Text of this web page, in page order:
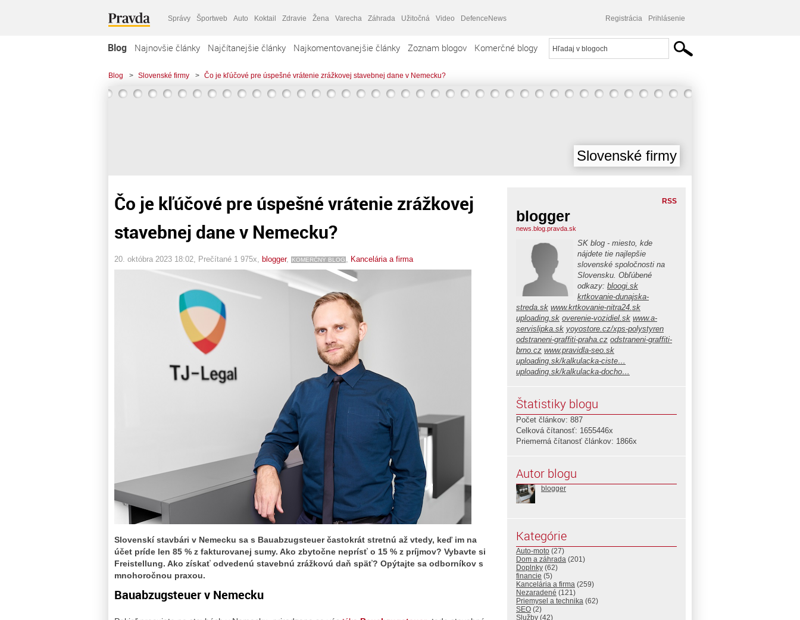
Správy Športweb Auto Koktail Zdravie Žena Varecha Záhrada Užitočná Video DefenceNews Registrácia Prihlásenie
Blog Najnovšie články Najčítanejšie články Najkomentovanejšie články Zoznam blogov Komerčné blogy
Blog > Slovenské firmy > Čo je kľúčové pre úspešné vrátenie zrážkovej stavebnej dane v Nemecku?
Slovenské firmy
Čo je kľúčové pre úspešné vrátenie zrážkovej
stavebnej dane v Nemecku?
20. októbra 2023 18:02 , Prečítané 1 975x, blogger, KOMERČNÝ BLOG Kancelária a firma
Slovenskí stavbári v Nemecku sa s Bauabzugsteuer častokrát stretnú až vtedy, keď im na
účet príde len 85 % z fakturovanej sumy. Ako zbytočne neprísť o 15 % z príjmov? Vybavte si
Freistellung. Ako získať odvedenú stavebnú zrážkovú daň späť? Opýtajte sa odborníkov s
mnohoročnou praxou.
Bauabzugsteuer v Nemecku
RSS
blogger
news.blog.pravda.sk
SK blog - miesto, kde
nájdete tie najlepšie
slovenské spoločnosti na
Slovensku. Obľúbené
odkazy: bloogi.sk
krtkovanie-dunajska-
streda.sk www.krtkovanie-nitra24.sk
uploading.sk overenie-vozidiel.sk www.a-
servislipka.sk yoyostore.cz/xps-polystyren
odstraneni-graffiti-praha.cz odstraneni-graffiti-
brno.cz www.pravidla-seo.sk
uploading.sk/kalkulacka-ciste…
uploading.sk/kalkulacka-docho…
Štatistiky blogu
Počet článkov: 887
Celková čítanosť: 1655446x
Priemerná čítanosť článkov: 1866x
Autor blogu
blogger
Kategórie
Auto-moto (27)
Dom a záhrada (201)
Doplnky (62)
financie (5)
Kancelária a firma (259)
Nezaradené (121)
Priemysel a technika (62)
SEO (2)
Služby (42)